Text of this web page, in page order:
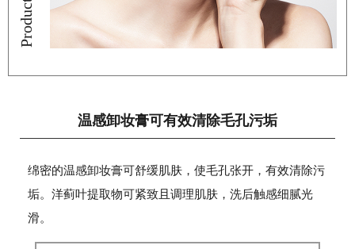
温感卸妆膏可有效清除毛孔污垢
绵密的温感卸妆膏可舒缓肌肤，使毛孔张开，有效清除污
垢。洋蓟叶提取物可紧致且调理肌肤，洗后触感细腻光
滑。